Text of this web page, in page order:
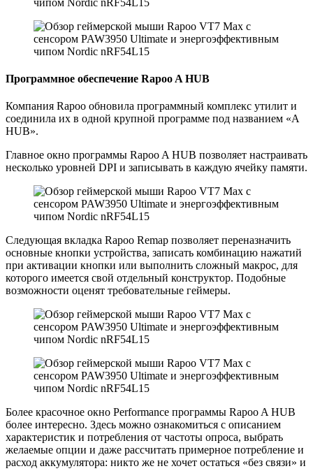
Программное обеспечение Rapoo A HUB
Компания Rapoo обновила программный комплекс утилит и
соединила их в одной крупной программе под названием «A
HUB».
Главное окно программы Rapoo A HUB позволяет настраивать
несколько уровней DPI и записывать в каждую ячейку памяти.
Следующая вкладка Rapoo Remap позволяет переназначить
основные кнопки устройства, записать комбинацию нажатий
при активации кнопки или выполнить сложный макрос, для
которого имеется свой отдельный конструктор. Подобные
возможности оценят требовательные геймеры.
Более красочное окно Performance программы Rapoo A HUB
более интересно. Здесь можно ознакомиться с описанием
характеристик и потребления от частоты опроса, выбрать
желаемые опции и даже рассчитать примерное потребление и
расход аккумулятора: никто же не хочет остаться «без связи» и